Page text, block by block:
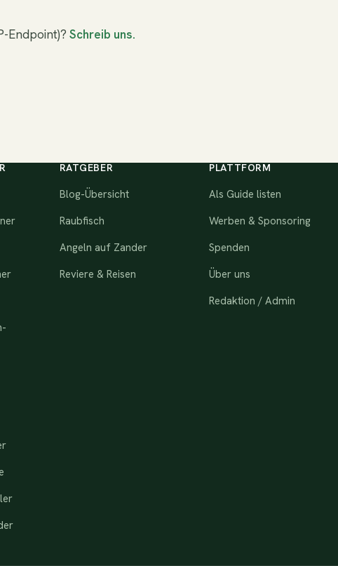
Endpoint)? Schreib uns.
RATGEBER
Blog-Übersicht
Raubfisch
Angeln auf Zander
Reviere & Reisen
PLATTFORM
Als Guide listen
Werben & Sponsoring
Spenden
Über uns
Redaktion / Admin